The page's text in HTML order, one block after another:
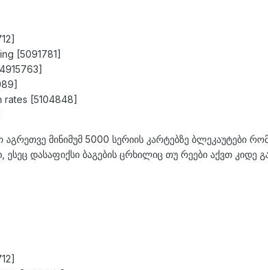
[5091781]
rates [5104848]
მინიმუმ 5000 სერიის კარტებზე ბლეკაუტები
დასაფიქსი ბაგების ცრხილიც თუ რეები აქვთ კიდე